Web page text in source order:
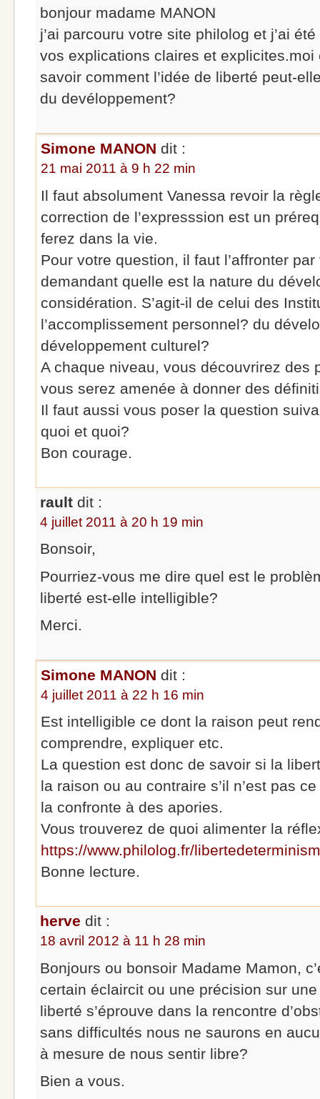
bonjour madame MANON
j’ai parcouru votre site philolog et j’ai
vos explications claires et explicites.moi
savoir comment l’idée de liberté peut-
du devéloppement?
Simone MANON dit :
21 mai 2011 à 9 h 22 min
Il faut absolument Vanessa revoir la
correction de l’expresssion est un
ferez dans la vie.
Pour votre question, il faut l’affronter
demandant quelle est la nature du
considération. S’agit-il de celui des
l’accomplissement personnel? du
développement culturel?
A chaque niveau, vous découvrirez des
vous serez amenée à donner des
Il faut aussi vous poser la question
quoi et quoi?
Bon courage.
rault dit :
4 juillet 2011 à 20 h 19 min
Bonsoir,
Pourriez-vous me dire quel est le
liberté est-elle intelligible?
Merci.
Simone MANON dit :
4 juillet 2011 à 22 h 16 min
Est intelligible ce dont la raison peut
comprendre, expliquer etc.
La question est donc de savoir si la
la raison ou au contraire s’il n’est pas
la confronte à des apories.
Vous trouverez de quoi alimenter la
https://www.philolog.fr/
Bonne lecture.
herve dit :
18 avril 2012 à 11 h 28 min
Bonjours ou bonsoir Madame Mamon,
certain éclaircit ou une précision sur
liberté s’éprouve dans la rencontre
sans difficultés nous ne saurons en
à mesure de nous sentir libre?
Bien a vous.